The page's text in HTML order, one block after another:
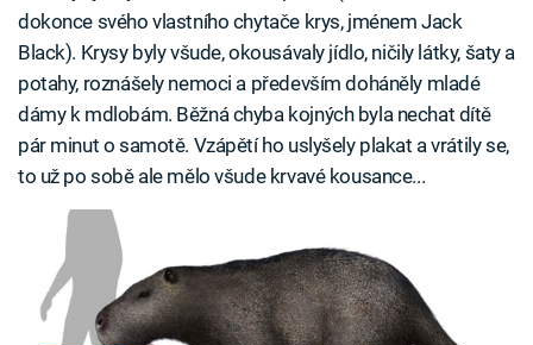
dokonce svého vlastního chytače krys, jménem Jack
Black). Krysy byly všude, okousávaly jídlo, ničily látky, šaty a
potahy, roznášely nemoci a především doháněly mladé
dámy k mdlobám. Běžná chyba kojných byla nechat dítě
pár minut o samotě. Vzápětí ho uslyšely plakat a vrátily se,
to už po sobě ale mělo všude krvavé kousance...